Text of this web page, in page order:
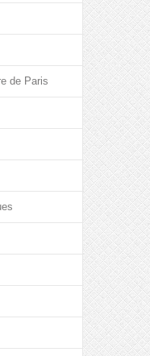
de Paris